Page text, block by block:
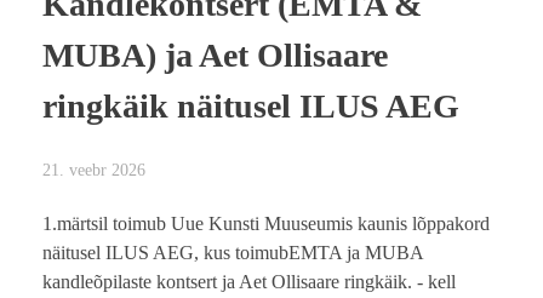
MUBA) ja Aet Ollisaare
ringkäik näitusel ILUS AEG
21. veebr 2026
1.märtsil toimub Uue Kunsti Muuseumis kaunis lõppakord
näitusel ILUS AEG, kus toimubEMTA ja MUBA
kandleõpilaste kontsert ja Aet Ollisaare ringkäik. - kell